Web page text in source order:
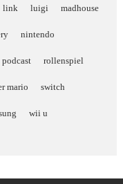
link luigi madhouse
nintendo
podcast rollenspiel
mario switch
wii u